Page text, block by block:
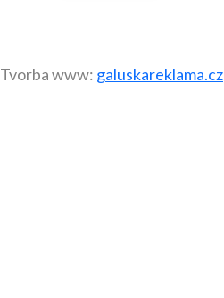
Tvorba www: galuskareklama.cz